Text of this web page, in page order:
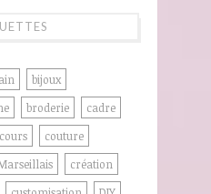
bijoux
broderie
cadre
couture
création